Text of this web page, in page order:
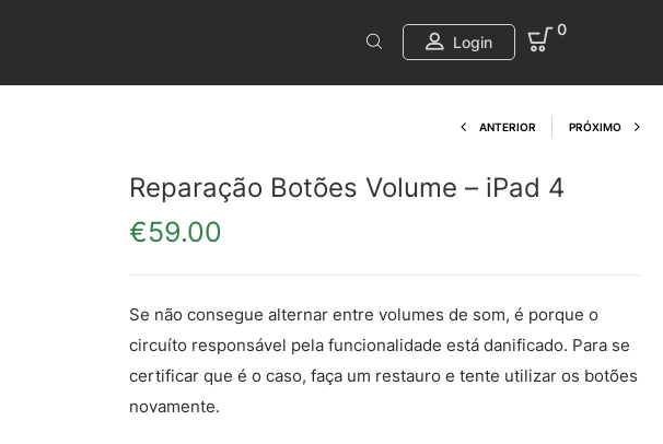
Login
0
Product
ANTERIOR PRÓXIMO
Reparação Botões Volume – iPad 4
€59.00
Se não consegue alternar entre volumes de som, é porque o
circuíto responsável pela funcionalidade está danificado. Para se
certificar que é o caso, faça um restauro e tente utilizar os botões
novamente.